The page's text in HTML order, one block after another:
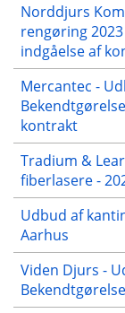
Norddjurs
rengøring
indgåelse af
Mercantec -
kontrakt
Tradium &
fiberlasere -
Udbud af
Aarhus
Viden Djurs -